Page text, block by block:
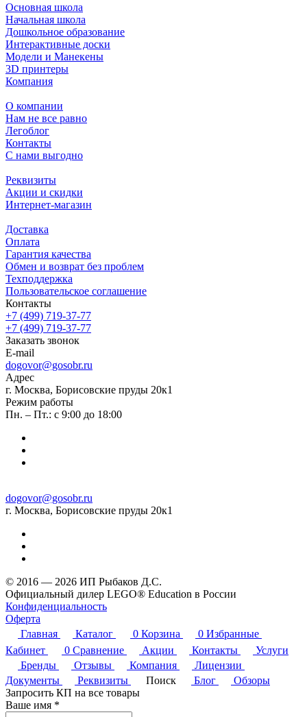
Основная школа
Начальная школа
Дошкольное образование
Интерактивные доски
Модели и Манекены
3D принтеры
Компания
О компании
Нам не все равно
Легоблог
Контакты
С нами выгодно
Реквизиты
Акции и скидки
Интернет-магазин
Доставка
Оплата
Гарантия качества
Обмен и возврат без проблем
Техподдержка
Пользовательское соглашение
Контакты
+7 (499) 719-37-77
+7 (499) 719-37-77
Заказать звонок
E-mail
dogovor@gosobr.ru
Адрес
г. Москва, Борисовские пруды 20к1
Режим работы
Пн. – Пт.: с 9:00 до 18:00
dogovor@gosobr.ru
г. Москва, Борисовские пруды 20к1
© 2016 — 2026 ИП Рыбаков Д.С.
Официальный дилер LEGO® Education в России
Конфиденциальность
Оферта
Главная
Каталог 0 Корзина 0 Избранные
Кабинет
0 Сравнение Акции Контакты
Услуги
Бренды
Отзывы Компания
Лицензии
Документы
Реквизиты Поиск Блог
Обзоры
Запросить КП на все товары
Ваше имя *